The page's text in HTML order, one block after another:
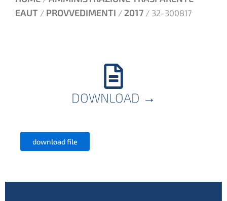
EAUT / PROVVEDIMENTI / 2017 / 32-300817
DOWNLOAD →
download file